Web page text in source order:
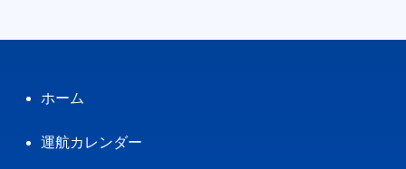
ホーム
運航カレンダー